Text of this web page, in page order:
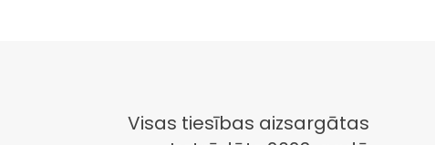
Visas tiesības aizsargātas